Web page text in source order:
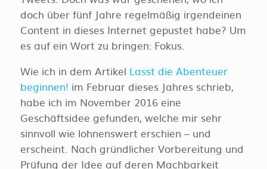
doch über fünf Jahre regelmäßig irgendeinen
Content in dieses Internet gepustet habe? Um
es auf ein Wort zu bringen: Fokus.
Wie ich in dem Artikel Lasst die Abenteuer
beginnen! im Februar dieses Jahres schrieb,
habe ich im November 2016 eine
Geschäftsidee gefunden, welche mir sehr
sinnvoll wie lohnenswert erschien – und
erscheint. Nach gründlicher Vorbereitung und
Prüfung der Idee auf deren Machbarkeit